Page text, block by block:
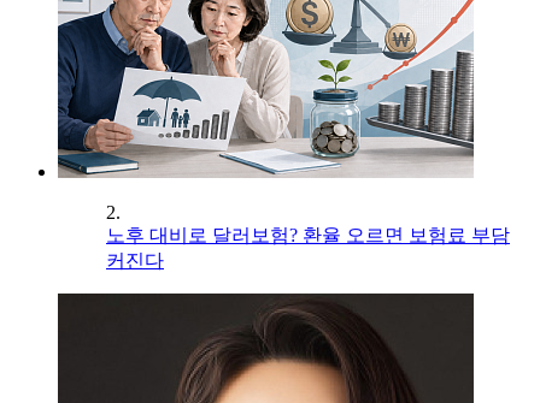
2.
노후 대비로 달러보험? 환율 오르면 보험료 부담
커진다